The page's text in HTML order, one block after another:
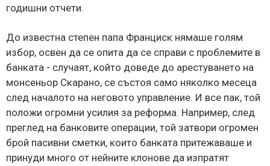
годишни отчети.
До известна степен папа Франциск нямаше голям
избор, освен да се опита да се справи с проблемите в
банката - случаят, който доведе до арестуването на
монсеньор Скарано, се състоя само няколко месеца
след началото на неговото управление. И все пак, той
положи огромни усилия за реформа. Например, след
преглед на банковите операции, той затвори огромен
брой пасивни сметки, които банката притежаваше и
принуди много от нейните клонове да изпратят